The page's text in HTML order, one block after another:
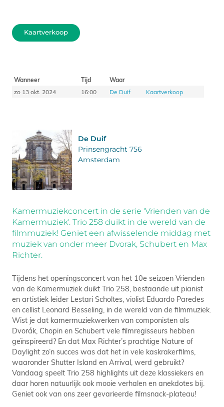
Kaartverkoop
Wanneer Tijd
Waar
zo 13 okt. 2024
16:00 De Duif Kaartverkoop
De Duif
Prinsengracht 756
Amsterdam
Kamermuziekconcert in de serie 'Vrienden van de
Kamermuziek'. Trio 258 duikt in de wereld van de
filmmuziek! Geniet een afwisselende middag met
muziek van onder meer Dvorak, Schubert en Max
Richter.
Tijdens het openingsconcert van het 10e seizoen Vrienden
van de Kamermuziek duikt Trio 258, bestaande uit pianist
en artistiek leider Lestari Scholtes, violist Eduardo Paredes
en cellist Leonard Besseling, in de wereld van de filmmuziek.
Wist je dat kamermuziekwerken van componisten als
Dvorák, Chopin en Schubert vele filmregisseurs hebben
geïnspireerd? En dat Max Richter’s prachtige Nature of
Daylight zo’n succes was dat het in vele kaskrakerfilms,
waaronder Shutter Island en Arrival, werd gebruikt?
Vandaag speelt Trio 258 highlights uit deze klassiekers en
daar horen natuurlijk ook mooie verhalen en anekdotes bij.
Geniet ook van ons zeer gevarieerde filmsnack-plateau!